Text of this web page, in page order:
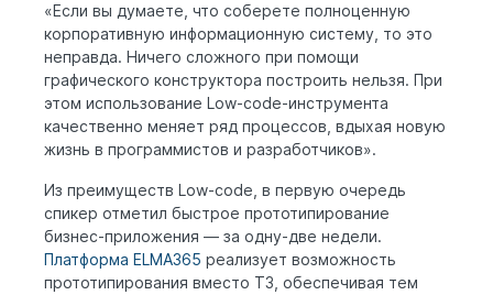
«Если вы думаете, что соберете полноценную
корпоративную информационную систему, то это
неправда. Ничего сложного при помощи
графического конструктора построить нельзя. При
этом использование Low-code-инструмента
качественно меняет ряд процессов, вдыхая новую
жизнь в программистов и разработчиков».
Из преимуществ Low-code, в первую очередь
спикер отметил быстрое прототипирование
бизнес-приложения — за одну-две недели.
Платформа ELMA365 реализует возможность
прототипирования вместо ТЗ, обеспечивая тем